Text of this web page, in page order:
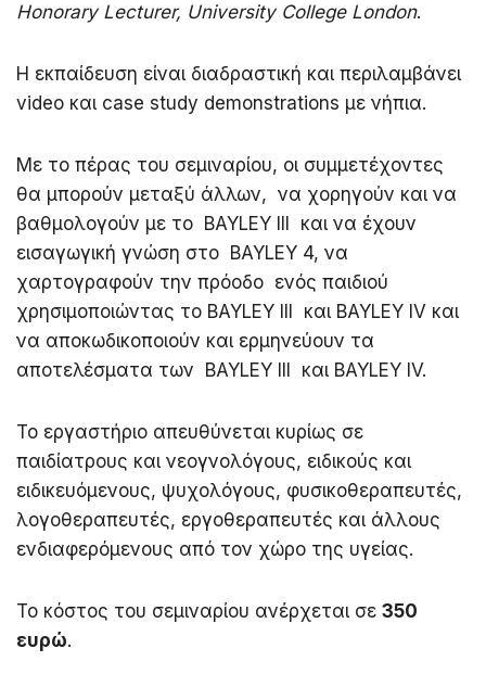
Honorary Lecturer, University College London.
Η εκπαίδευση είναι διαδραστική και περιλαμβάνει
video και case study demonstrations με νήπια.
Με το πέρας του σεμιναρίου, οι συμμετέχοντες
θα μπορούν μεταξύ άλλων, να χορηγούν και να
βαθμολογούν με το BAYLEY III και να έχουν
εισαγωγική γνώση στο BAYLEY 4, να
χαρτογραφούν την πρόοδο ενός παιδιού
χρησιμοποιώντας το BAYLEY III και BAYLEY IV και
να αποκωδικοποιούν και ερμηνεύουν τα
αποτελέσματα των BAYLEY III και BAYLEY IV.
Το εργαστήριο απευθύνεται κυρίως σε
παιδίατρους και νεογνολόγους, ειδικούς και
ειδικευόμενους, ψυχολόγους, φυσικοθεραπευτές,
λογοθεραπευτές, εργοθεραπευτές και άλλους
ενδιαφερόμενους από τον χώρο της υγείας.
Το κόστος του σεμιναρίου ανέρχεται σε 350
ευρώ.